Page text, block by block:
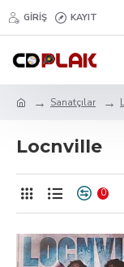
GIRIŞ KAYIT
Sanatçılar
Locnville
0